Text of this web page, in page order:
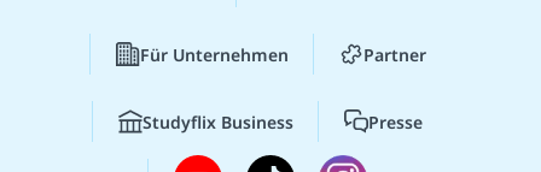
Für Unternehmen Partner
Studyflix Business Presse